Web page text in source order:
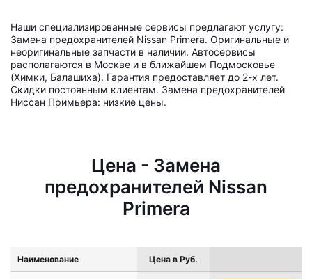
Наши специализированные сервисы предлагают услугу:
Замена предохранителей Nissan Primera. Оригинальные и
неоригинальные запчасти в наличии. Автосервисы
располагаются в Москве и в ближайшем Подмосковье
(Химки, Балашиха). Гарантия предоставляет до 2-х лет.
Скидки постоянным клиентам. Замена предохранителей
Ниссан Примьера: низкие цены.
Цена - Замена
предохранителей Nissan
Primera
Наименование Цена в Руб.